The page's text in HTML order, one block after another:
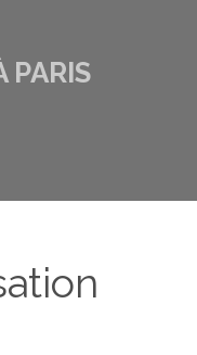
PARIS